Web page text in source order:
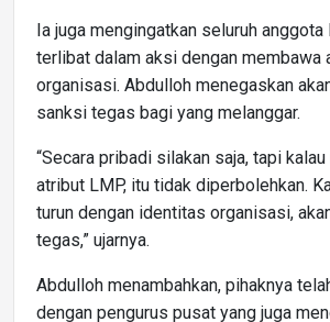
Ia juga mengingatkan seluruh
terlibat dalam aksi dengan membawa
organisasi. Abdulloh menegaskan
sanksi tegas bagi yang melanggar.
“Secara pribadi silakan saja, tapi
atribut LMP, itu tidak diperbolehkan.
turun dengan identitas organisasi,
tegas,” ujarnya.
Abdulloh menambahkan, pihaknya
dengan pengurus pusat yang juga